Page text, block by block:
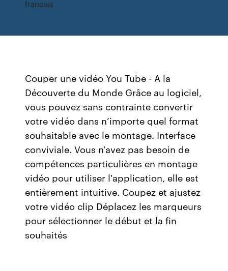
francais
Couper une vidéo You Tube - A la
Découverte du Monde Grâce au logiciel,
vous pouvez sans contrainte convertir
votre vidéo dans n’importe quel format
souhaitable avec le montage. Interface
conviviale. Vous n'avez pas besoin de
compétences particulières en montage
vidéo pour utiliser l'application, elle est
entièrement intuitive. Coupez et ajustez
votre vidéo clip Déplacez les marqueurs
pour sélectionner le début et la fin
souhaités